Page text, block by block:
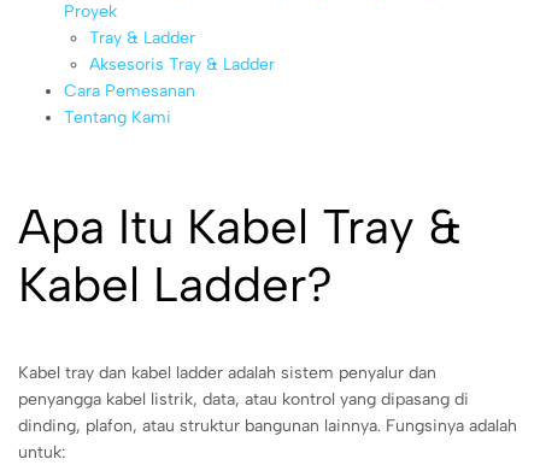
Proyek
Tray & Ladder
Aksesoris Tray & Ladder
Cara Pemesanan
Tentang Kami
Apa Itu Kabel Tray &
Kabel Ladder?
Kabel tray dan kabel ladder adalah sistem penyalur dan
penyangga kabel listrik, data, atau kontrol yang dipasang di
dinding, plafon, atau struktur bangunan lainnya. Fungsinya adalah
untuk: